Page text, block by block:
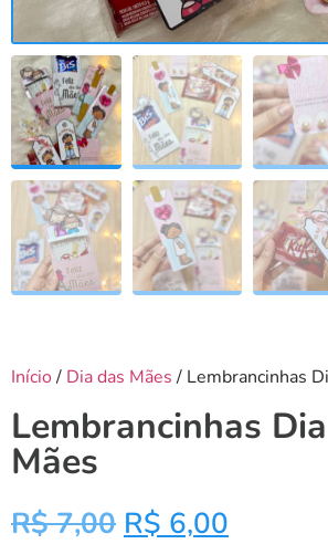
Início/ Dia das Mães / Lembrancinhas
Lembrancinhas
Mães
R$7,00 R$ 6,00